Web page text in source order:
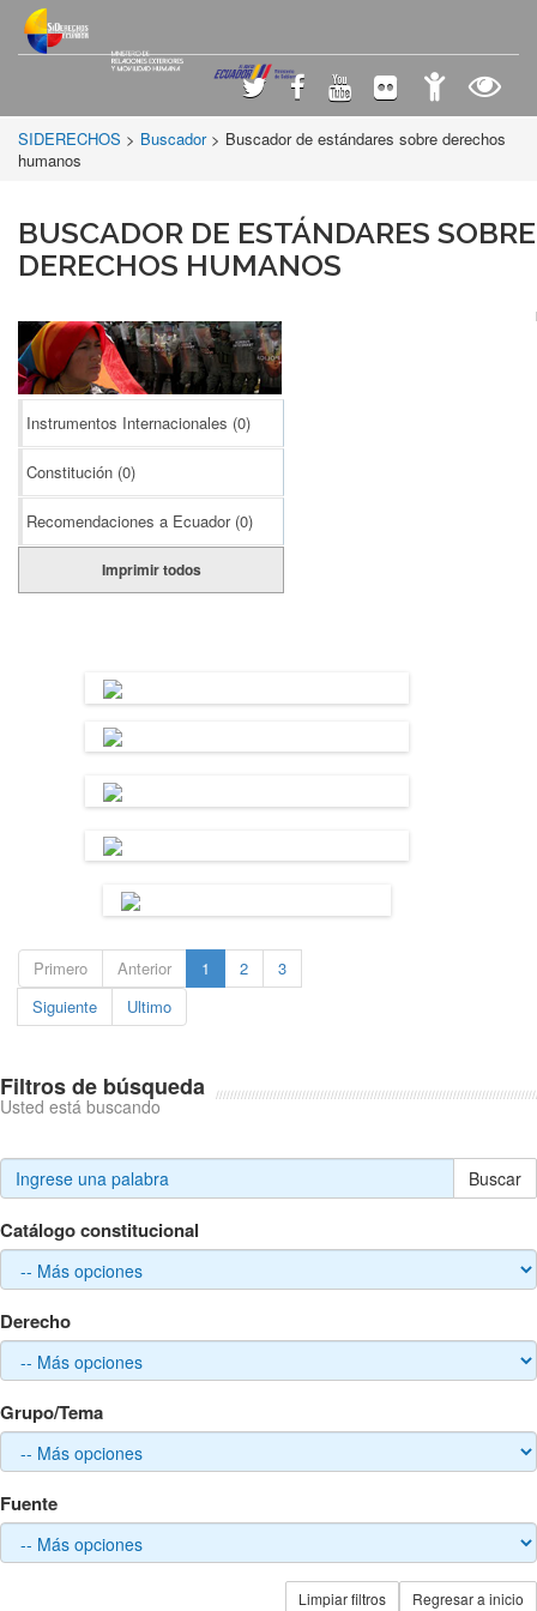
SIDERECHOS > Buscador > Buscador de estándares sobre derechos
humanos
BUSCADOR DE ESTÁNDARES SOBRE
DERECHOS HUMANOS
Instrumentos Internacionales (0)
Constitución (0)
Recomendaciones a Ecuador (0)
Imprimir todos
Primero Anterior 1 2
3
Siguiente
Ultimo
Filtros de búsqueda
Usted está buscando
Buscar
Catálogo constitucional
Derecho
Grupo/Tema
Fuente
Regresar a inicio
Limpiar filtros